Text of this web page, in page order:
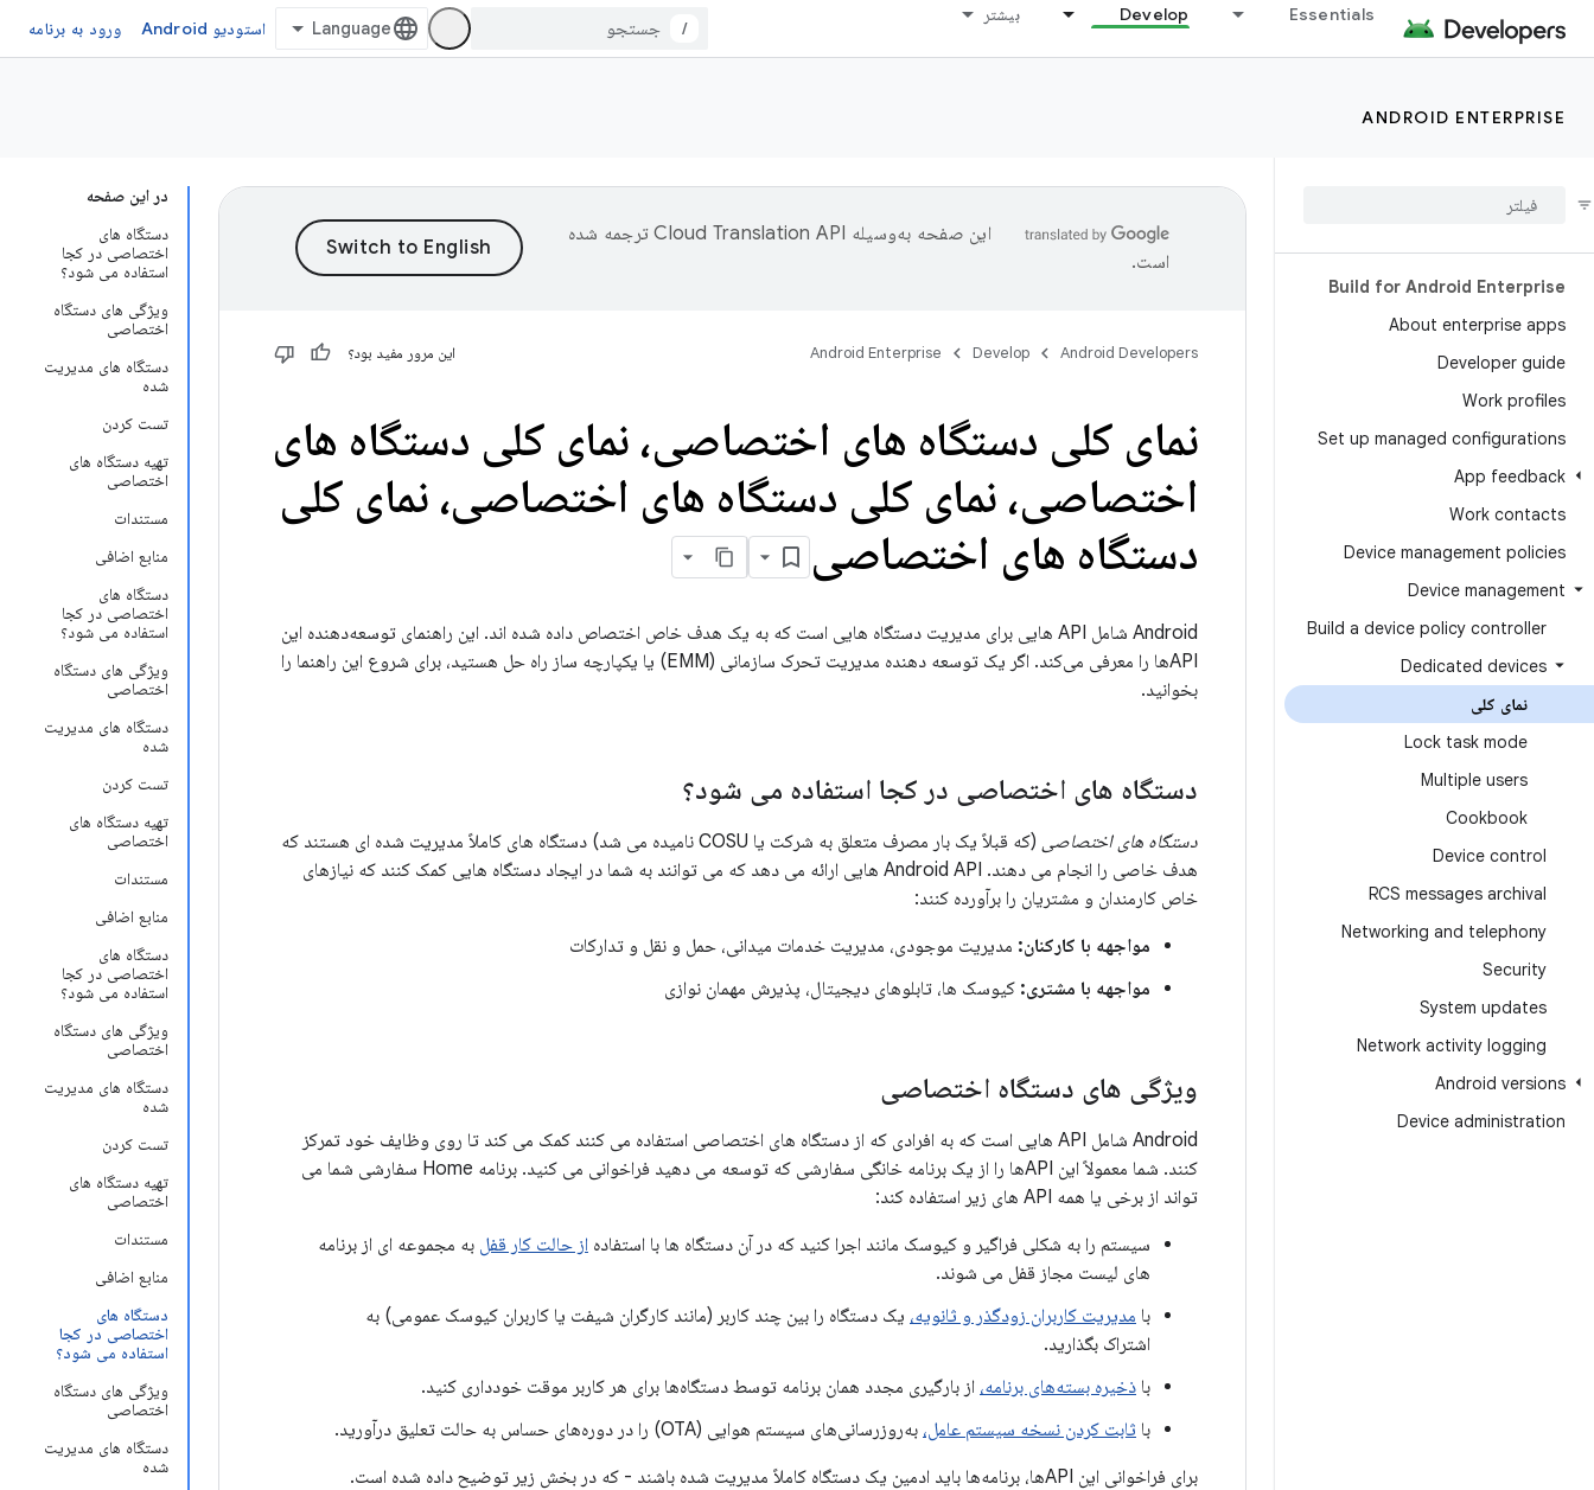
Essentials
Develop بیشتر
/ استودیو Android ورود به برنامه
ANDROID ENTERPRISE
Build for Android Enterprise
About enterprise apps
Developer guide
Work profiles
Set up managed configurations
App feedback
Work contacts
Device management policies
Device management
Build a device policy controller
Dedicated devices
نمای کلی
Lock task mode
Multiple users
Cookbook
Device control
RCS messages archival
Networking and telephony
Security
System updates
Network activity logging
Android versions
Device administration
در این صفحه
دستگاه های
اختصاصی در کجا
استفاده می شود؟
ویژگی های دستگاه
اختصاصی
دستگاه های مدیریت
شده
تست کردن
تهیه دستگاه های
اختصاصی
مستندات
منابع اضافی
دستگاه های
اختصاصی در کجا
استفاده می شود؟
ویژگی های دستگاه
اختصاصی
دستگاه های مدیریت
شده
تست کردن
تهیه دستگاه های
اختصاصی
مستندات
منابع اضافی
دستگاه های
اختصاصی در کجا
استفاده می شود؟
ویژگی های دستگاه
اختصاصی
دستگاه های مدیریت
شده
تست کردن
تهیه دستگاه های
اختصاصی
مستندات
منابع اضافی
دستگاه های
اختصاصی در کجا
استفاده می شود؟
ویژگی های دستگاه
اختصاصی
دستگاه های مدیریت
شده
این صفحه به‌وسیله
ترجمه شده
است.
Android Developers
Develop
Android Enterprise این مرور مفید بود؟
نمای کلی دستگاه های اختصاصی، نمای کلی دستگاه های
اختصاصی، نمای کلی دستگاه های اختصاصی، نمای کلی
دستگاه های اختصاصی
Android شامل API هایی برای مدیریت دستگاه هایی است که به یک هدف خاص اختصاص داده شده اند. این راهنمای توسعه‌دهنده این
APIها را معرفی می‌کند. اگر یک توسعه دهنده مدیریت تحرک سازمانی (EMM) یا یکپارچه ساز راه حل هستید، برای شروع این راهنما را
بخوانید.
دستگاه های اختصاصی در کجا استفاده می شود؟
دستگاه های اختصاصی
(که قبلاً یک بار مصرف متعلق به شرکت یا COSU نامیده می شد) دستگاه های کاملاً مدیریت شده ای هستند که
هدف خاصی را انجام می دهند. Android API هایی ارائه می دهد که می توانند به شما در ایجاد دستگاه هایی کمک کنند که نیازهای
خاص کارمندان و مشتریان را برآورده کنند:
مواجهه با کارکنان: مدیریت موجودی، مدیریت خدمات میدانی، حمل و نقل و تدارکات
مواجهه با مشتری: کیوسک ها، تابلوهای دیجیتال، پذیرش مهمان نوازی
ویژگی های دستگاه اختصاصی
Android شامل API هایی است که به افرادی که از دستگاه های اختصاصی استفاده می کنند کمک می کند تا روی وظایف خود تمرکز
کنند. شما معمولاً این APIها را از یک برنامه خانگی سفارشی که توسعه می دهید فراخوانی می کنید. برنامه Home سفارشی شما می
تواند از برخی یا همه API های زیر استفاده کند:
سیستم را به شکلی فراگیر و کیوسک مانند اجرا کنید که در آن دستگاه ها با استفاده از حالت کار قفل به مجموعه ای از برنامه
های لیست مجاز قفل می شوند.
با مدیریت کاربران زودگذر و ثانویه، یک دستگاه را بین چند کاربر (مانند کارگران شیفت یا کاربران کیوسک عمومی) به
اشتراک بگذارید.
با ذخیره بسته‌های برنامه، از بارگیری مجدد همان برنامه توسط دستگاه‌ها برای هر کاربر موقت خودداری کنید.
با ثابت کردن نسخه سیستم عامل، به‌روزرسانی‌های سیستم هوایی (OTA) را در دوره‌های حساس به حالت تعلیق درآورید.
برای فراخوانی این APIها، برنامه‌ها باید ادمین یک دستگاه کاملاً مدیریت شده باشند - که در بخش زیر توضیح داده شده است.